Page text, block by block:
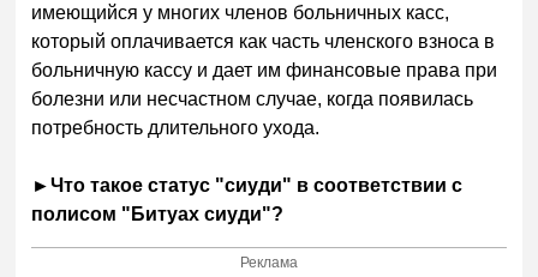
имеющийся у многих членов больничных касс,
который оплачивается как часть членского взноса в
больничную кассу и дает им финансовые права при
болезни или несчастном случае, когда появилась
потребность длительного ухода.
►Что такое статус "сиуди" в соответствии с
полисом "Битуах сиуди"?
Реклама